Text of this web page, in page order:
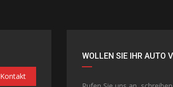
Kontakt
WOLLEN SIE IHR AUTO